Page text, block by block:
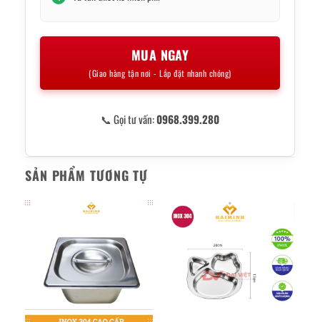
MUA NGAY
(Giao hàng tận nơi - Lắp đặt nhanh chóng)
📞 Gọi tư vấn:0968.399.280
SẢN PHẨM TƯƠNG TỰ